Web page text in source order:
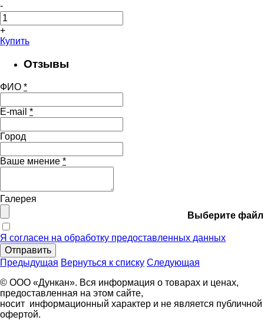
-
+
Купить
Отзывы
ФИО *
E-mail *
Город
Ваше мнение *
Галерея
Выберите файл
Я согласен на обработку предоставленных данных
Отправить
Предыдущая Вернуться к списку Следующая
© ООО «Дункан». Вся информация о товарах и ценах,
предоставленная на этом сайте,
носит информационный характер и не является публичной
офертой.